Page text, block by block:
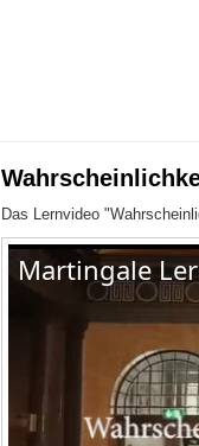
Das Lernvideo